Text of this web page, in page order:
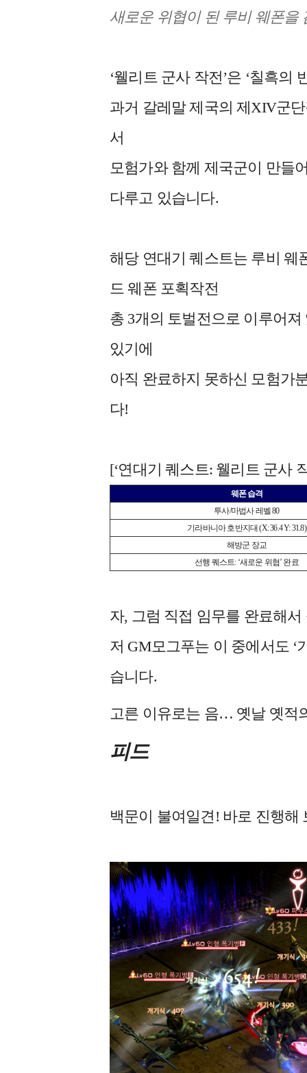
새로운 위협이 된 루비 웨폰을
‘웰리트 군사 작전’은 ‘칠흑의
과거 갈레말 제국의 제XIV군
서
모험가와 함께 제국군이 만들
다루고 있습니다.
해당 연대기 퀘스트는 루비 웨
드 웨폰 포획작전
총 3개의 토벌전으로 이루어
있기에
아직 완료하지 못하신 모험가
다!
[‘연대기 퀘스트: 웰리트 군사
웨폰 습격
투사/마법사 레벨 80
기라바니아 호반지대 (X: 36.4 Y: 31.8)
해방군 장교
선행 퀘스트: ‘새로운 위협’ 완료
자, 그럼 직접 임무를 완료해
저 GM모그푸는 이 중에서도 ‘
습니다.
고른 이유로는 음… 옛날 옛적
피드
백문이 불여일견! 바로 진행해